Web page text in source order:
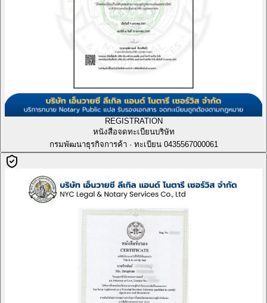
REGISTRATION
หนังสือจดทะเบียนบริษัท
กรมพัฒนาธุรกิจการค้า · ทะเบียน 0435567000061